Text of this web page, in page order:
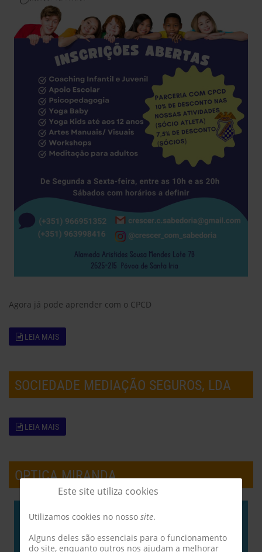
Agora já pode aprender com o CPCD
LEIA MAIS
SOCIEDADE MEDIAÇÃO SEGUROS, LDA
LEIA MAIS
OPTICA MIRANDA
Este site utiliza cookies
Utilizamos cookies no nosso site.
Alguns deles são essenciais para o funcionamento
do site, enquanto outros nos ajudam a melhorar